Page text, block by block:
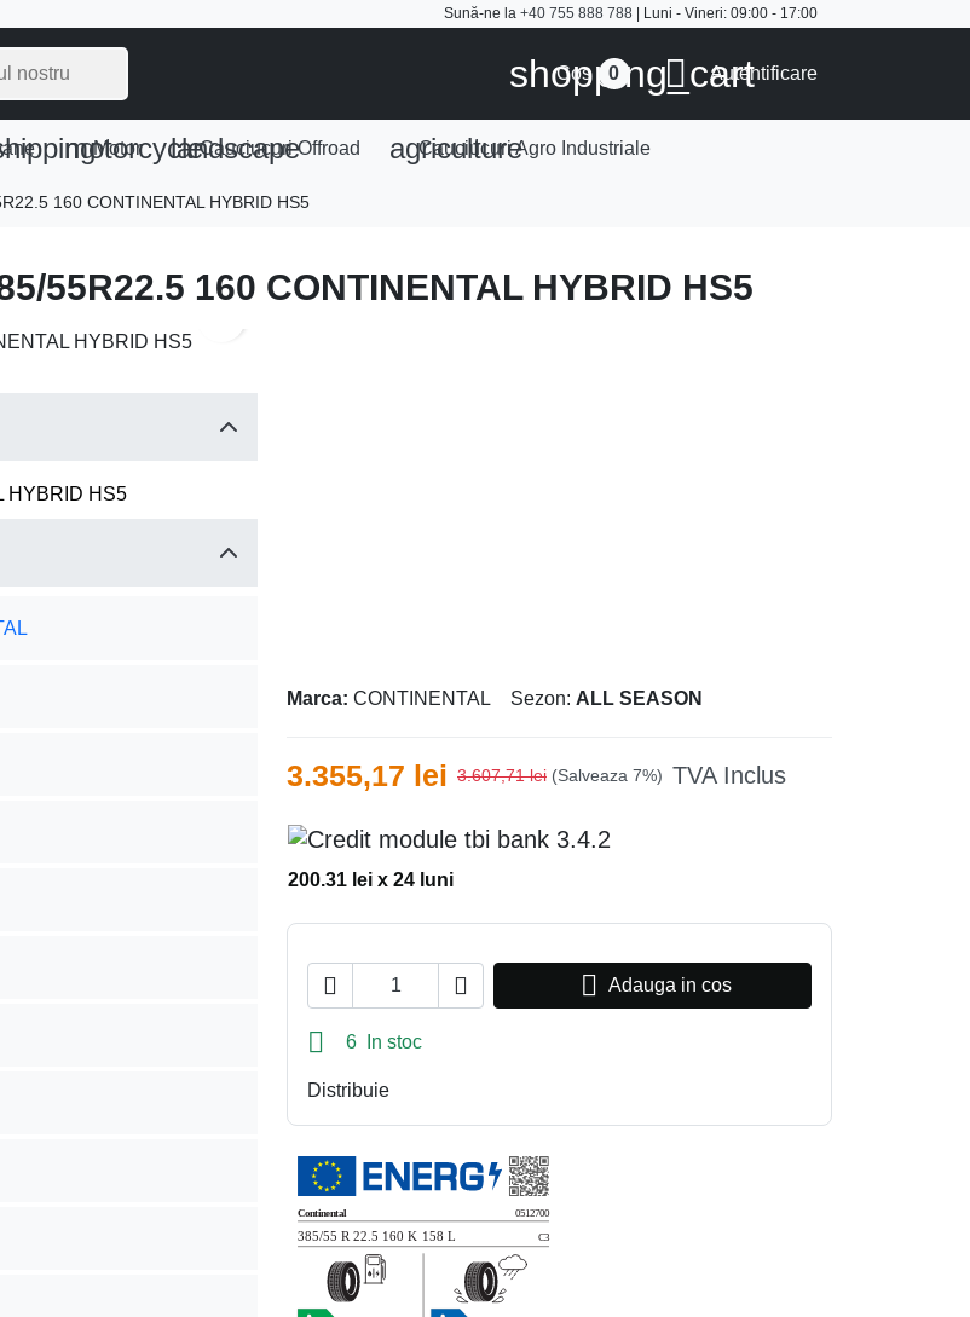
Sună-ne la +40 755 888 788 | Luni - Vineri: 09:00 - 17:00
shopping_cart
Cos 0  Autentificare
motorcycle
Motor landscape
Cauciucuri Offroad agriculture
Cauciucuri Agro Industriale
160 CONTINENTAL HYBRID HS5
55R22.5 160 CONTINENTAL HYBRID HS5
HYBRID HS5
Marca: CONTINENTAL Sezon: ALL SEASON
3.355,17 lei 3.607,71 lei (Salveaza 7%) TVA Inclus
200.31 lei x 24 luni
   Adauga in cos
 6 In stoc
Distribuie